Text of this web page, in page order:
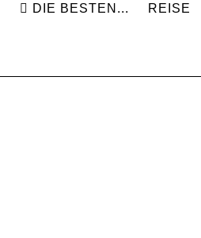
DIE BESTEN... REISE